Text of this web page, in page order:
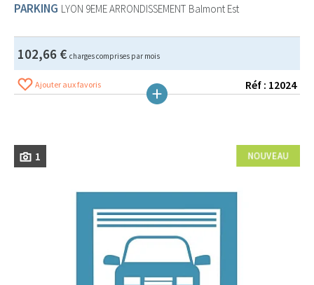
PARKING LYON 9EME ARRONDISSEMENT Balmont Est
102,66 € charges comprises par mois
Ajouter aux favoris Réf : 12024
1